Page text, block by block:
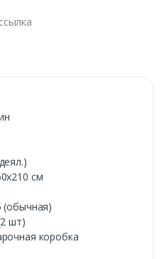
см
(обычная)
шт)
коробка